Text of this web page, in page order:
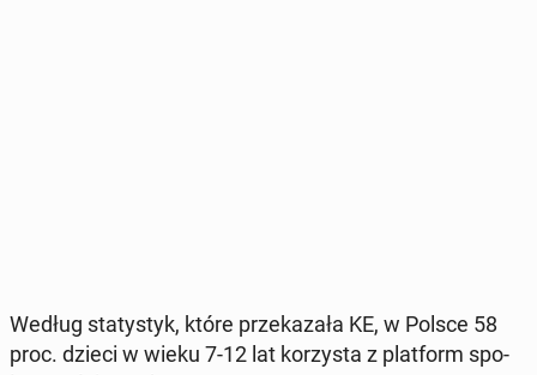
Według sta­ty­styk, które prze­ka­za­ła KE, w Polsce 58
proc. dzieci w wieku 7-12 lat ko­rzy­sta z plat­form spo­